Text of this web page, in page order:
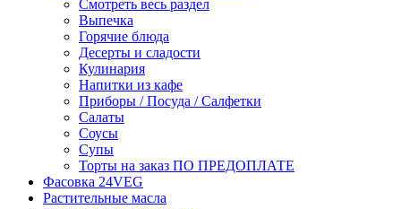
Смотреть весь раздел
Выпечка
Горячие блюда
Десерты и сладости
Кулинария
Напитки из кафе
Приборы / Посуда / Салфетки
Салаты
Соусы
Супы
Торты на заказ ПО ПРЕДОПЛАТЕ
Фасовка 24VEG
Растительные масла